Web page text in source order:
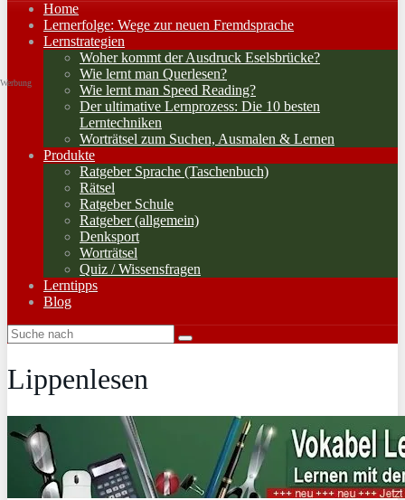
Home
Lernerfolge: Wege zur neuen Fremdsprache
Lernstrategien
Woher kommt der Ausdruck Eselsbrücke?
Wie lernt man Querlesen?
Wie lernt man Speed Reading?
Der ultimative Lernprozess: Die 10 besten
Lerntechniken
Worträtsel zum Suchen, Ausmalen & Lernen
Produkte
Ratgeber Sprache (Taschenbuch)
Rätsel
Ratgeber Schule
Ratgeber (allgemein)
Denksport
Worträtsel
Quiz / Wissensfragen
Lerntipps
Blog
Lippenlesen
Werbung